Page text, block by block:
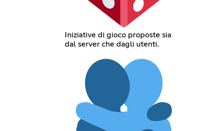
Iniziative di gioco proposte sia
dal server che dagli utenti.